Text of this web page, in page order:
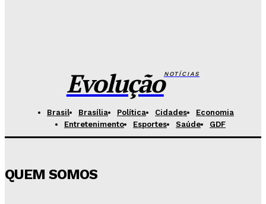
EvoluçãoNOTÍCIAS
Brasil Brasília Política Cidades
Economia
Entretenimento
Esportes Saúde GDF
QUEM SOMOS